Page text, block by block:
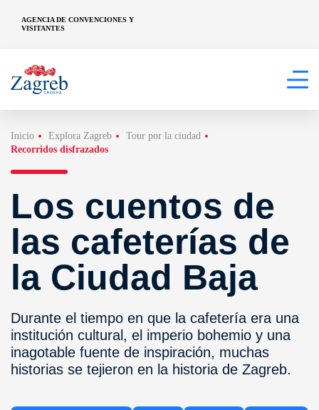
AGENCIA DE CONVENCIONES Y
VISITANTES
Inicio Explora Zagreb
Tour por la ciudad
Recorridos disfrazados
Los cuentos de
las cafeterías de
la Ciudad Baja
Durante el tiempo en que la cafetería era una
institución cultural, el imperio bohemio y una
inagotable fuente de inspiración, muchas
historias se tejieron en la historia de Zagreb.